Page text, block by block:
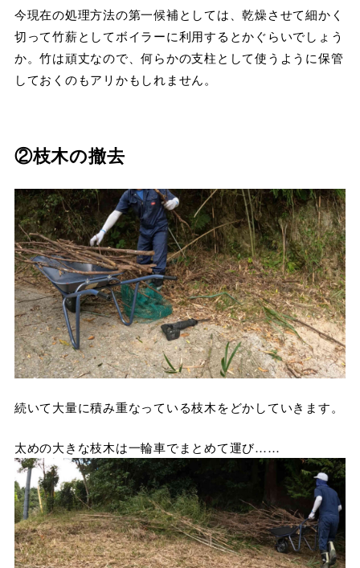
今現在の処理方法の第一候補としては、乾燥させて細かく
切って竹薪としてボイラーに利用するとかぐらいでしょう
か。竹は頑丈なので、何らかの支柱として使うように保管
しておくのもアリかもしれません。
②枝木の撤去
続いて大量に積み重なっている枝木をどかしていきます。
太めの大きな枝木は一輪車でまとめて運び……